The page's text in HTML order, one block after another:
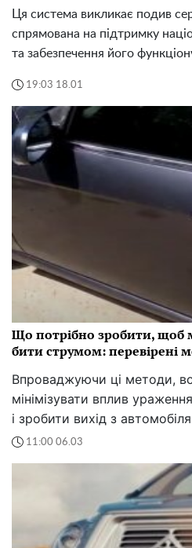
Ця система викликає подив
спрямована на підтримку
та забезпечення його
19:03 18.01
Що потрібно зробити, щоб
бити струмом: перевірені
Впроваджуючи ці методи,
мінімізувати вплив
і зробити вихід з
11:00 06.03